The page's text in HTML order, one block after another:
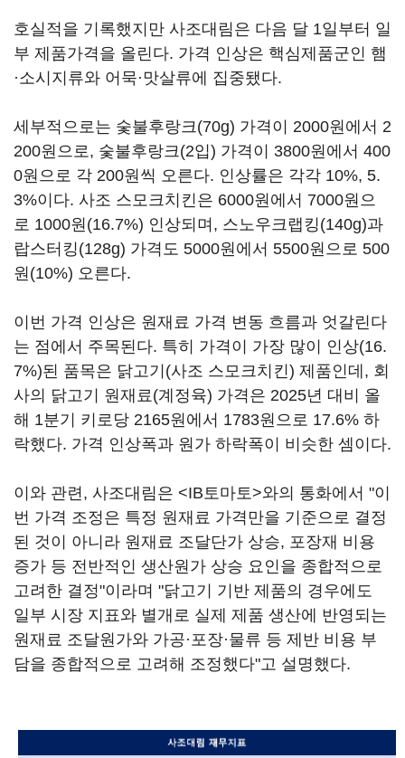
호실적을 기록했지만 사조대림은 다음 달 1일부터 일
부 제품가격을 올린다. 가격 인상은 핵심제품군인 햄
·소시지류와 어묵·맛살류에 집중됐다.
세부적으로는 숯불후랑크(70g) 가격이 2000원에서 2
200원으로, 숯불후랑크(2입) 가격이 3800원에서 400
0원으로 각 200원씩 오른다. 인상률은 각각 10%, 5.
3%이다. 사조 스모크치킨은 6000원에서 7000원으
로 1000원(16.7%) 인상되며, 스노우크랩킹(140g)과
랍스터킹(128g) 가격도 5000원에서 5500원으로 500
원(10%) 오른다.
이번 가격 인상은 원재료 가격 변동 흐름과 엇갈린다
는 점에서 주목된다. 특히 가격이 가장 많이 인상(16.
7%)된 품목은 닭고기(사조 스모크치킨) 제품인데, 회
사의 닭고기 원재료(계정육) 가격은 2025년 대비 올
해 1분기 키로당 2165원에서 1783원으로 17.6% 하
락했다. 가격 인상폭과 원가 하락폭이 비슷한 셈이다.
이와 관련, 사조대림은 <IB토마토>와의 통화에서 "이
번 가격 조정은 특정 원재료 가격만을 기준으로 결정
된 것이 아니라 원재료 조달단가 상승, 포장재 비용
증가 등 전반적인 생산원가 상승 요인을 종합적으로
고려한 결정"이라며 "닭고기 기반 제품의 경우에도
일부 시장 지표와 별개로 실제 제품 생산에 반영되는
원재료 조달원가와 가공·포장·물류 등 제반 비용 부
담을 종합적으로 고려해 조정했다"고 설명했다.